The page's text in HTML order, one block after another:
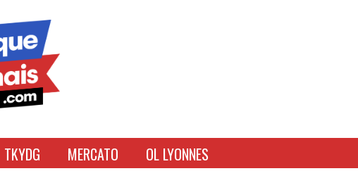
TKYDG MERCATO OL LYONNES